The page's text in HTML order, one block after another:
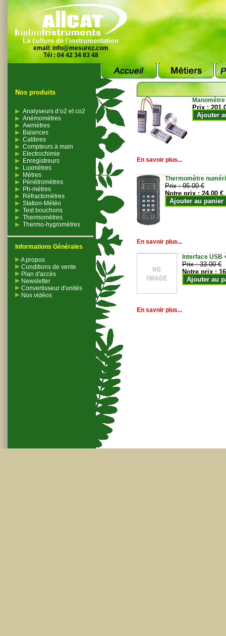
La culture de l'instrumentation
email: info@mesurez.com
Tél : 04 42 34 83 48
Nos produits
Analyseurs d’o2 et co2
Anémomètres
Awmètres
Balances
Calibres
Compteurs à main
Electrochimie
Enregistreurs
Luxmètres
Mètres
Pénétromètres
Ph-mètres
Réfractomètres
Station-Météo
Test bouchons
Thermomètres
Thermo-hygromètres
Informations Générales
A propos
Conditions de vente
Plan d'accès
Newsletter
Convertisseur d'unités
Nos vidéos
Prix :
Ajouter
En savoir plus...
Thermomètre
Prix :95.00 €
Notre prix :24.00 €
Ajouter au panier
En savoir plus...
Interface USB
Prix :33.00 €
Notre prix :
Ajouter au
En savoir plus...